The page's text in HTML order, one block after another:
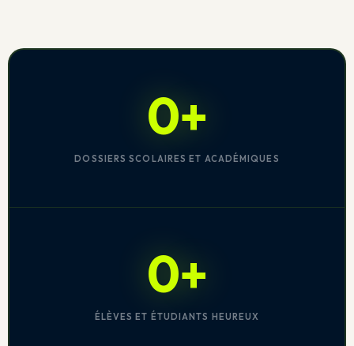
0+
DOSSIERS SCOLAIRES ET ACADÉMIQUES
0+
ÉLÈVES ET ÉTUDIANTS HEUREUX